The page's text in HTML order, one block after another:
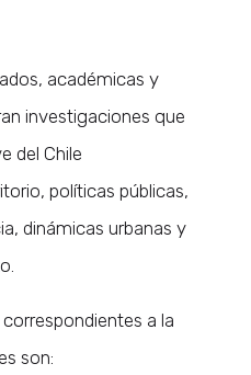
académicas y
investigaciones que
del Chile
políticas públicas,
dinámicas urbanas y
a la
son: